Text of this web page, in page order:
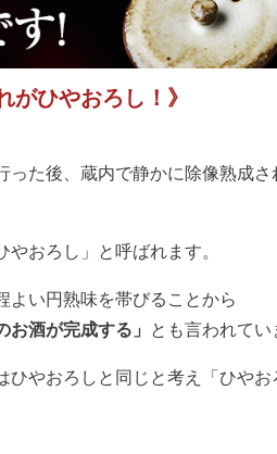
ひやおろし！》
った後、蔵内で静かに除像熟成
おろし」と呼ばれます。
よい円熟味を帯びることから
お酒が完成する」
とも言われてい
ひやおろしと同じと考え「ひや